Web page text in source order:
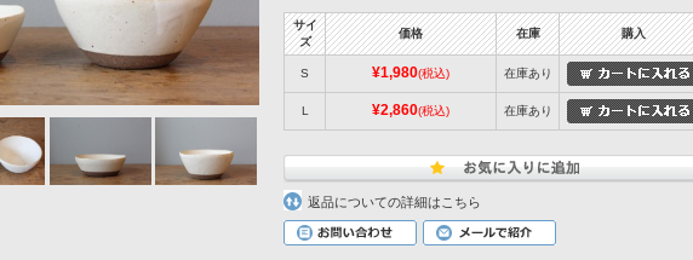
サイ
ズ
価格 在庫 購入
S ¥1,980(税込) 在庫あり
L ¥2,860(税込) 在庫あり
返品についての詳細はこちら